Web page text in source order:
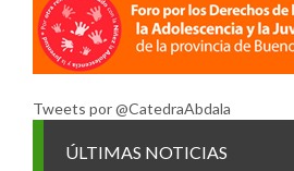
Tweets por @CatedraAbdala
ÚLTIMAS NOTICIAS